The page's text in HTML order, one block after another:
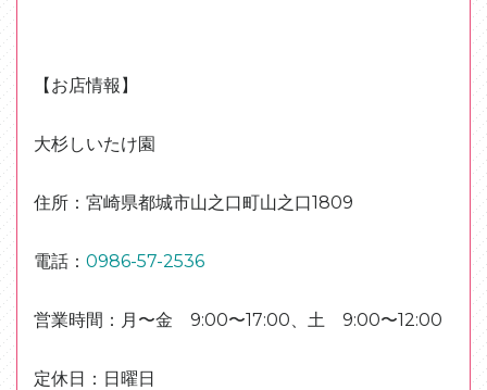
【お店情報】
大杉しいたけ園
住所：宮崎県都城市山之口町山之口1809
電話： 0986-57-2536
営業時間：月〜金 9:00〜17:00、土 9:00〜12:00
定休日：日曜日